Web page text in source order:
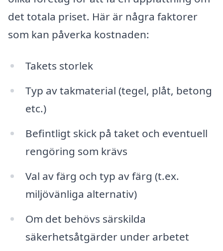
det totala priset. Här är några faktorer
som kan påverka kostnaden:
Takets storlek
Typ av takmaterial (tegel, plåt, betong
etc.)
Befintligt skick på taket och eventuell
rengöring som krävs
Val av färg och typ av färg (t.ex.
miljövänliga alternativ)
Om det behövs särskilda
säkerhetsåtgärder under arbetet